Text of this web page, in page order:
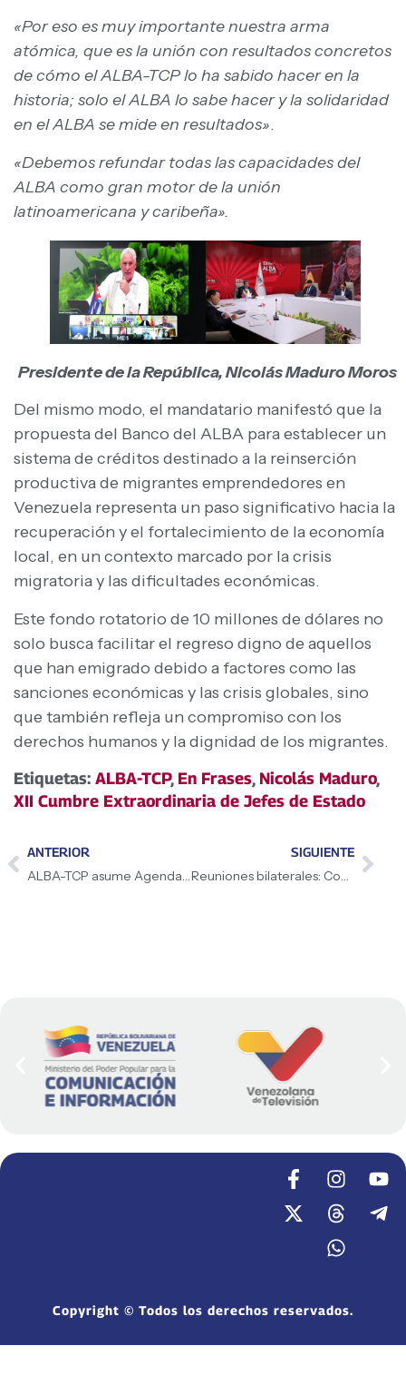
«Por eso es muy importante nuestra arma
atómica, que es la unión con resultados concretos
de cómo el ALBA-TCP lo ha sabido hacer en la
historia; solo el ALBA lo sabe hacer y la solidaridad
en el ALBA se mide en resultados».
«Debemos refundar todas las capacidades del
ALBA como gran motor de la unión
latinoamericana y caribeña».
Presidente de la República, Nicolás Maduro Moros
Del mismo modo, el mandatario manifestó que la
propuesta del Banco del ALBA para establecer un
sistema de créditos destinado a la reinserción
productiva de migrantes emprendedores en
Venezuela representa un paso significativo hacia la
recuperación y el fortalecimiento de la economía
local, en un contexto marcado por la crisis
migratoria y las dificultades económicas.
Este fondo rotatorio de 10 millones de dólares no
solo busca facilitar el regreso digno de aquellos
que han emigrado debido a factores como las
sanciones económicas y las crisis globales, sino
que también refleja un compromiso con los
derechos humanos y la dignidad de los migrantes.
Etiquetas: ALBA-TCP, En Frases, Nicolás Maduro,
XII Cumbre Extraordinaria de Jefes de Estado
ANTERIOR
ALBA-TCP asume Agenda de Lucha por los Pueblos
SIGUIENTE
Reuniones bilaterales: Compromiso con la Amazonía y cooperación Venezuela-Brasil
Copyright © Todos los derechos reservados.